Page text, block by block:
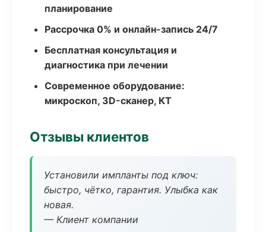
планирование
Рассрочка 0% и онлайн-запись 24/7
Бесплатная консультация и
диагностика при лечении
Современное оборудование:
микроскоп, 3D-сканер, КТ
Отзывы клиентов
Установили импланты под ключ:
быстро, чётко, гарантия. Улыбка как
новая.
— Клиент компании